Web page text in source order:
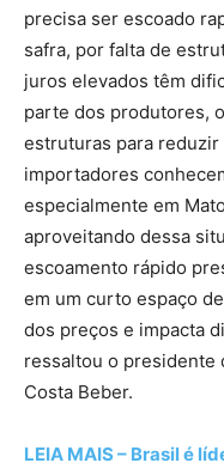
precisa ser escoado
safra, por falta de
juros elevados têm
parte dos produtores,
estruturas para
importadores
especialmente em
aproveitando dessa
escoamento rápido
em um curto espaço
dos preços e impacta
ressaltou o presidente
Costa Beber.
LEIA MAIS – Brasil é